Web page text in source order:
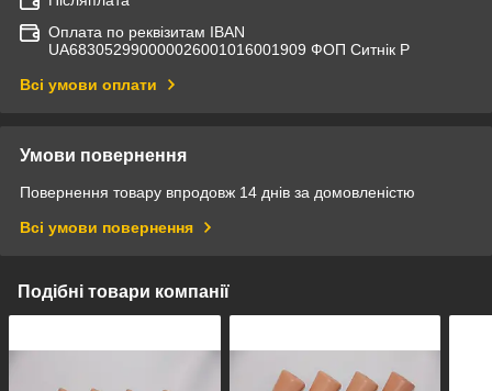
Оплата по реквізитам IBAN
UА683052990000026001016001909 ФОП Ситнік Р
Всі умови оплати
Умови повернення
Повернення товару впродовж 14 днів за домовленістю
Всі умови повернення
Подібні товари компанії